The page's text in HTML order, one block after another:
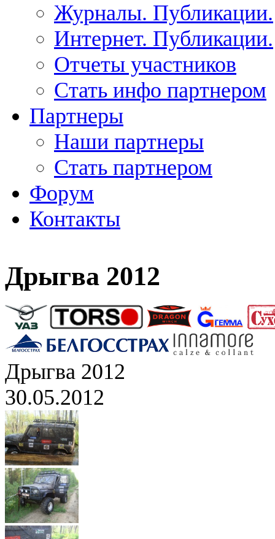
Журналы. Публикации.
Интернет. Публикации.
Отчеты участников
Стать инфо партнером
Партнеры
Наши партнеры
Стать партнером
Форум
Контакты
Дрыгва 2012
Дрыгва 2012
30.05.2012